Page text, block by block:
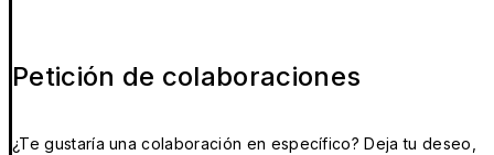
Petición de colaboraciones
¿Te gustaría una colaboración en específico? Deja tu deseo,